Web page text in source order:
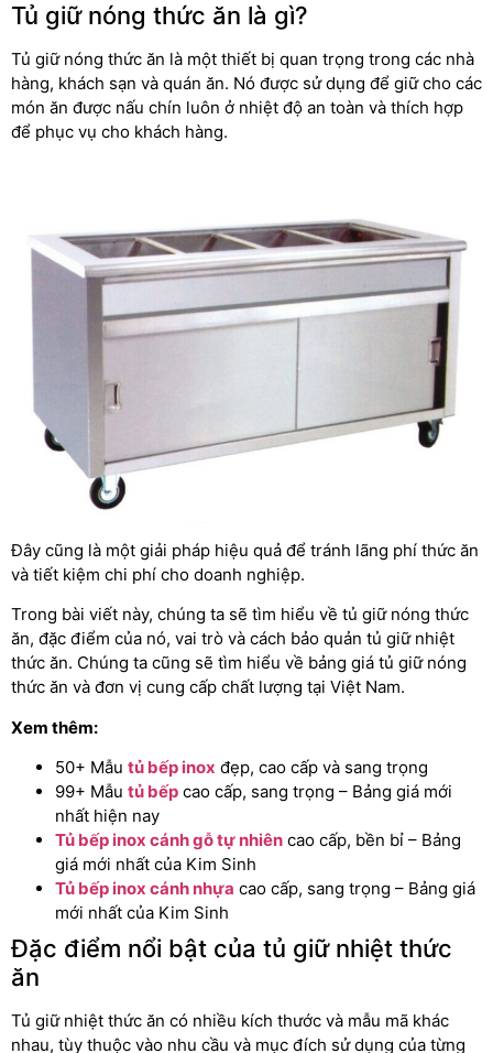
Tủ giữ nóng thức ăn là gì?
Tủ giữ nóng thức ăn là một thiết bị quan trọng trong các nhà
hàng, khách sạn và quán ăn. Nó được sử dụng để giữ cho các
món ăn được nấu chín luôn ở nhiệt độ an toàn và thích hợp
để phục vụ cho khách hàng.
Đây cũng là một giải pháp hiệu quả để tránh lãng phí thức ăn
và tiết kiệm chi phí cho doanh nghiệp.
Trong bài viết này, chúng ta sẽ tìm hiểu về tủ giữ nóng thức
ăn, đặc điểm của nó, vai trò và cách bảo quản tủ giữ nhiệt
thức ăn. Chúng ta cũng sẽ tìm hiểu về bảng giá tủ giữ nóng
thức ăn và đơn vị cung cấp chất lượng tại Việt Nam.
Xem thêm:
50+ Mẫu tủ bếp inox đẹp, cao cấp và sang trọng
99+ Mẫu tủ bếp cao cấp, sang trọng – Bảng giá mới
nhất hiện nay
Tủ bếp inox cánh gỗ tự nhiên cao cấp, bền bỉ – Bảng
giá mới nhất của Kim Sinh
Tủ bếp inox cánh nhựa cao cấp, sang trọng – Bảng giá
mới nhất của Kim Sinh
Đặc điểm nổi bật của tủ giữ nhiệt thức
ăn
Tủ giữ nhiệt thức ăn có nhiều kích thước và mẫu mã khác
nhau, tùy thuộc vào nhu cầu và mục đích sử dụng của từng